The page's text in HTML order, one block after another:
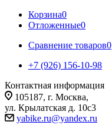
Корзина0
Отложенные0
Сравнение товаров0
+7 (926) 156-10-98
Контактная информация
105187, г. Москва,
ул. Крылатская д. 10с3
yabike.ru@yandex.ru